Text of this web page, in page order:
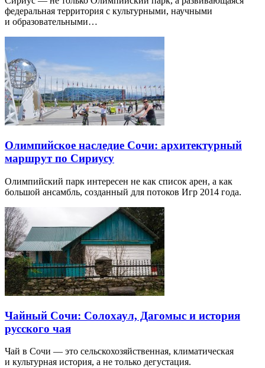
федеральная территория с культурными, научными
и образовательными…
Олимпийское наследие Сочи: архитектурный
маршрут по Сириусу
Олимпийский парк интересен не как список арен, а как
большой ансамбль, созданный для потоков Игр 2014 года.
Чайный Сочи: Солохаул, Дагомыс и история
русского чая
Чай в Сочи — это сельскохозяйственная, климатическая
и культурная история, а не только дегустация.